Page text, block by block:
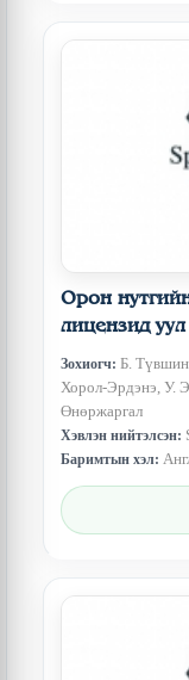
Орон
лицензид
Зохиогч: Б.
Хорол-Эрдэнэ, У.
Өнөржаргал
Хэвлэн нийтэлсэн:
Баримтын хэл: